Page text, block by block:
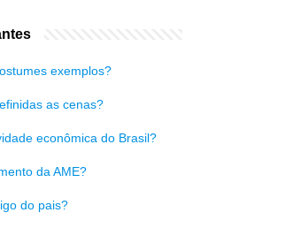
exemplos?
as cenas?
econômica do Brasil?
da AME?
do pais?